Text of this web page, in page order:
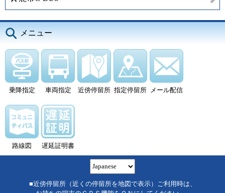
メニュー
乗降指定 車両指定 近傍停留所 指定停留所 メール配信
路線図 遅延証明書
■近傍停留所（近くの停留所を地図で表示）ご利用時は、